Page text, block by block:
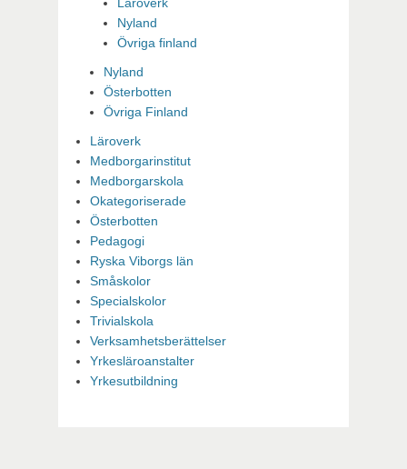
Nyland
Övriga finland
Nyland
Österbotten
Övriga Finland
Läroverk
Medborgarinstitut
Medborgarskola
Okategoriserade
Österbotten
Pedagogi
Ryska Viborgs län
Småskolor
Specialskolor
Trivialskola
Verksamhetsberättelser
Yrkesläroanstalter
Yrkesutbildning